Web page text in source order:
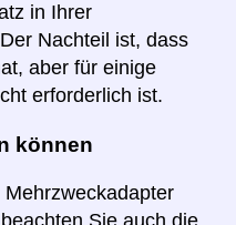
in Ihrer
Nachteil ist, dass
aber für einige
erforderlich ist.
können
Sie auch die